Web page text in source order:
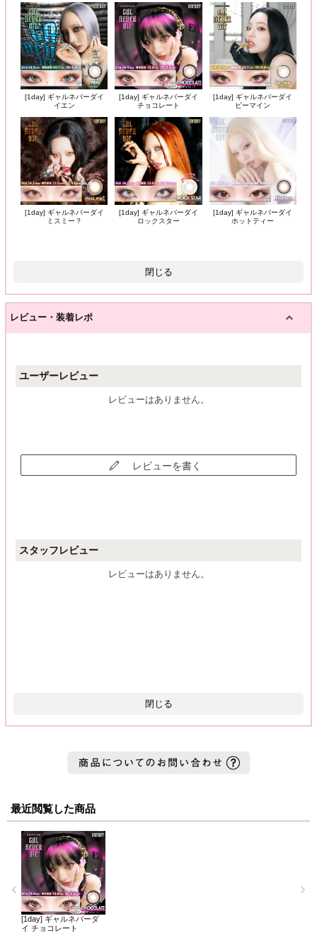
[1day] ギャルネバーダイ
イエン
[1day] ギャルネバーダイ
チョコレート
[1day] ギャルネバーダイ
ビーマイン
[1day] ギャルネバーダイ
ミスミー？
[1day] ギャルネバーダイ
ロックスター
[1day] ギャルネバーダイ
ホットティー
閉じる
レビュー・装着レポ
ユーザーレビュー
レビューはありません。
レビューを書く
スタッフレビュー
レビューはありません。
閉じる
最近閲覧した商品
[1day] ギャルネバーダ
イ チョコレート